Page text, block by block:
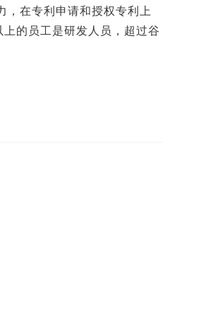
，在专利申请和授权专利上
的员工是研发人员，超过谷